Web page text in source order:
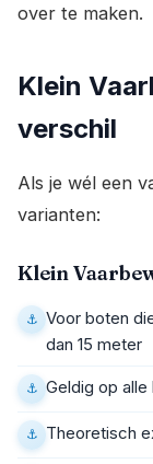
over te maken.
Klein
verschil
Als je wél een
varianten:
Klein
Voor boten
dan 15 meter
Geldig op
Theoretisch